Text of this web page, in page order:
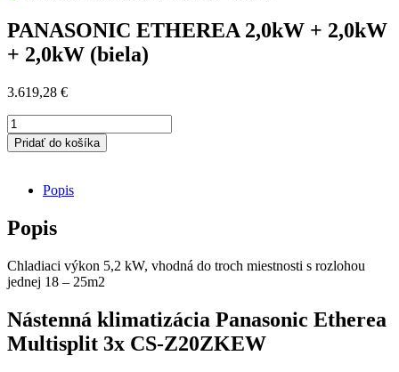
PANASONIC ETHEREA 2,0kW + 2,0kW
+ 2,0kW (biela)
3.619,28 €
množstvo
PANASONIC
ETHEREA
2,0kW
+
2,0kW
Pridať do košíka
Popis
Popis
Chladiaci výkon 5,2 kW, vhodná do troch miestnosti s rozlohou
jednej 18 – 25m2
Nástenná klimatizácia Panasonic Etherea
Multisplit 3x CS-Z20ZKEW